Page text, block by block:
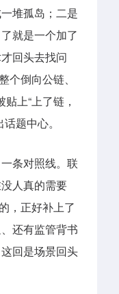
堆孤岛；二是
就是一个加了
回头去找问
个倒向公链、
上“上了链，
题中心。
条对照线。联
人真的需要
，正好补上了
还有监管背书
回是场景回头